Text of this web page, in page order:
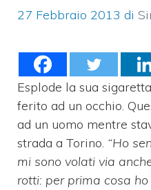
27 Febbraio 2013 di
Esplode la sua
ferito ad un occhio.
ad un uomo mentre
strada a Torino. “Ho
mi sono volati via
rotti: per prima cosa